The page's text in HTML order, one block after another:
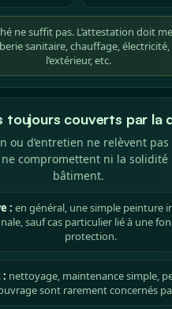
ne suffit pas. L’attestation doit
sanitaire, chauffage,
l’extérieur, etc.
toujours couverts par la
ou d’entretien ne relèvent
compromettent ni la solidité
bâtiment.
: en général, une simple peinture
sauf cas particulier lié à une
protection.
: nettoyage, maintenance simple,
sont rarement concernés